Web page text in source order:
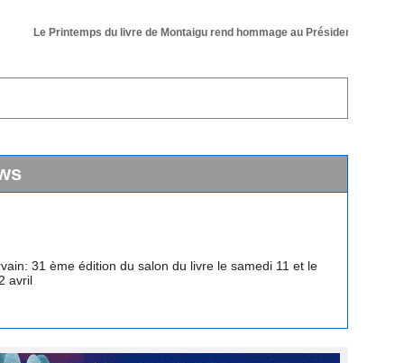
Le Printemps du livre de Montaigu rend hommage au Président de sa 36
avril